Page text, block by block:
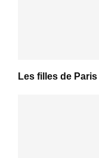
Les filles de